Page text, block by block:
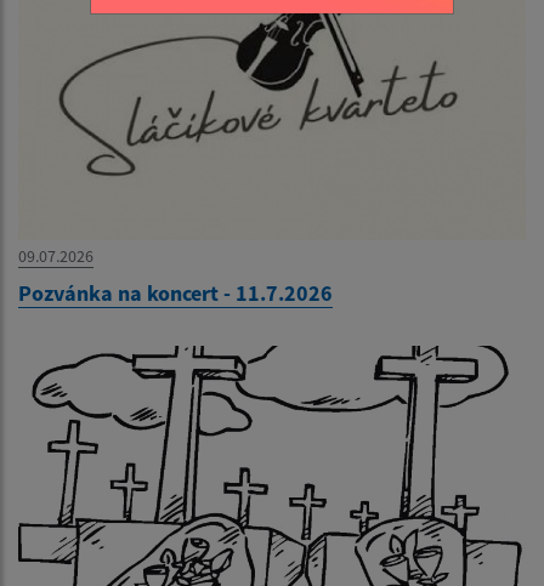
09.07.2026
Pozvánka na koncert - 11.7.2026